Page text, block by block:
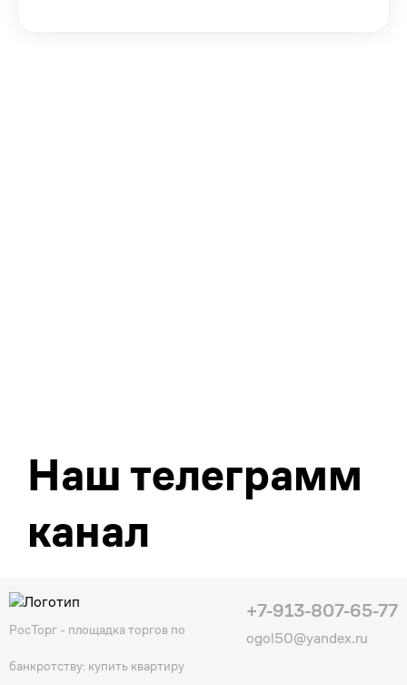
Наш телеграмм
канал
РосТорг - площадка торгов по
банкротству: купить квартиру
+7-913-807-65-77
ogol50@yandex.ru